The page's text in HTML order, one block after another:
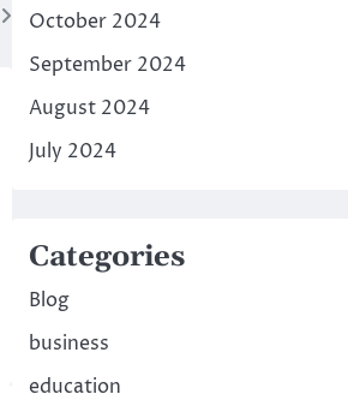
October 2024
September 2024
August 2024
July 2024
Categories
Blog
business
education